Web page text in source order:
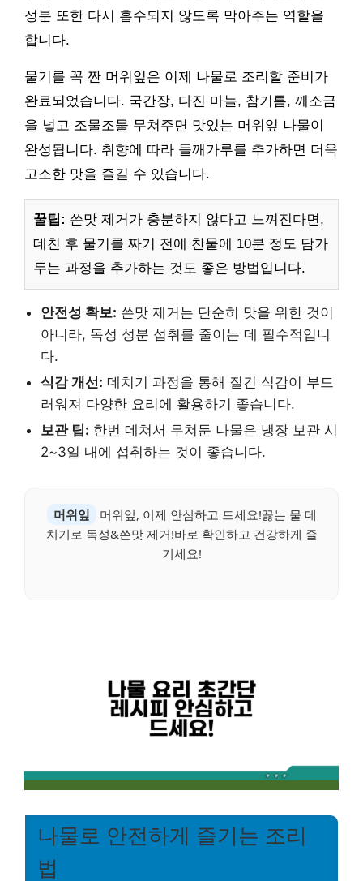
성분 또한 다시 흡수되지 않도록 막아주는 역할을
합니다.
물기를 꼭 짠 머위잎은 이제 나물로 조리할 준비가
완료되었습니다. 국간장, 다진 마늘, 참기름, 깨소금
을 넣고 조물조물 무쳐주면 맛있는 머위잎 나물이
완성됩니다. 취향에 따라 들깨가루를 추가하면 더욱
고소한 맛을 즐길 수 있습니다.
꿀팁: 쓴맛 제거가 충분하지 않다고 느껴진다면,
데친 후 물기를 짜기 전에 찬물에 10분 정도 담가
두는 과정을 추가하는 것도 좋은 방법입니다.
안전성 확보: 쓴맛 제거는 단순히 맛을 위한 것이
아니라, 독성 성분 섭취를 줄이는 데 필수적입니
다.
식감 개선: 데치기 과정을 통해 질긴 식감이 부드
러워져 다양한 요리에 활용하기 좋습니다.
보관 팁: 한번 데쳐서 무쳐둔 나물은 냉장 보관 시
2~3일 내에 섭취하는 것이 좋습니다.
머위잎
머위잎, 이제 안심하고 드세요!끓는 물 데
치기로 독성&쓴맛 제거!바로 확인하고 건강하게 즐
기세요!
나물로 안전하게 즐기는 조리
법